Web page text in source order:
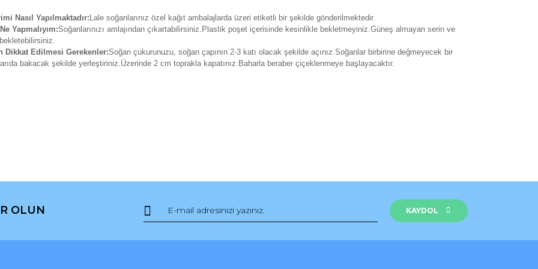
Nasıl Yapılmaktadır:Lale soğanlarınız özel kağıt ambalajlarda üzeri etiketli bir şekilde gönderilmektedir.
Yapmalıyım:Soğanlarınızı amlajından çıkartabilirsiniz.Plastik poşet içerisinde kesinlikle bekletmeyiniz.Güneş almayan serin ve
Dikkat Edilmesi Gerekenler:Soğan çukurunuzu, soğan çapının 2-3 katı olacak şekilde açınız.Soğanlar birbirine değmeyecek bir
bakacak şekilde yerleştiriniz.Üzerinde 2 cm toprakla kapatınız.Baharla beraber çiçeklenmeye başlayacaktır.
Yorum Yaz
OLUN KAYDOL